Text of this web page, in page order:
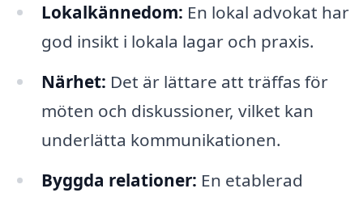
Lokalkännedom: En lokal advokat har
god insikt i lokala lagar och praxis.
Närhet: Det är lättare att träffas för
möten och diskussioner, vilket kan
underlätta kommunikationen.
Byggda relationer: En etablerad